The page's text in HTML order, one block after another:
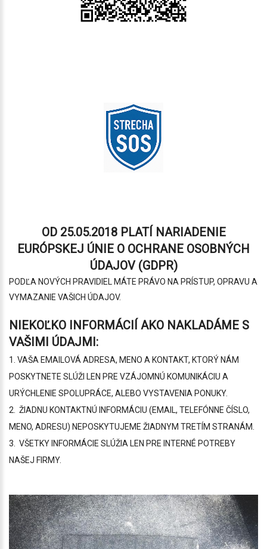
OD 25.05.2018 PLATÍ NARIADENIE
EURÓPSKEJ ÚNIE O OCHRANE OSOBNÝCH
ÚDAJOV (GDPR)
PODĽA NOVÝCH PRAVIDIEL MÁTE PRÁVO NA PRÍSTUP, OPRAVU A
VYMAZANIE VAŠICH ÚDAJOV.
NIEKOĽKO INFORMÁCIÍ AKO NAKLADÁME S
VAŠIMI ÚDAJMI:
1. VAŠA EMAILOVÁ ADRESA, MENO A KONTAKT, KTORÝ NÁM
POSKYTNETE SLÚŽI LEN PRE VZÁJOMNÚ KOMUNIKÁCIU A
URÝCHLENIE SPOLUPRÁCE, ALEBO VYSTAVENIA PONUKY.
2. ŽIADNU KONTAKTNÚ INFORMÁCIU (EMAIL, TELEFÓNNE ČÍSLO,
MENO, ADRESU) NEPOSKYTUJEME ŽIADNYM TRETÍM STRANÁM.
3. VŠETKY INFORMÁCIE SLÚŽIA LEN PRE INTERNÉ POTREBY
NAŠEJ FIRMY.